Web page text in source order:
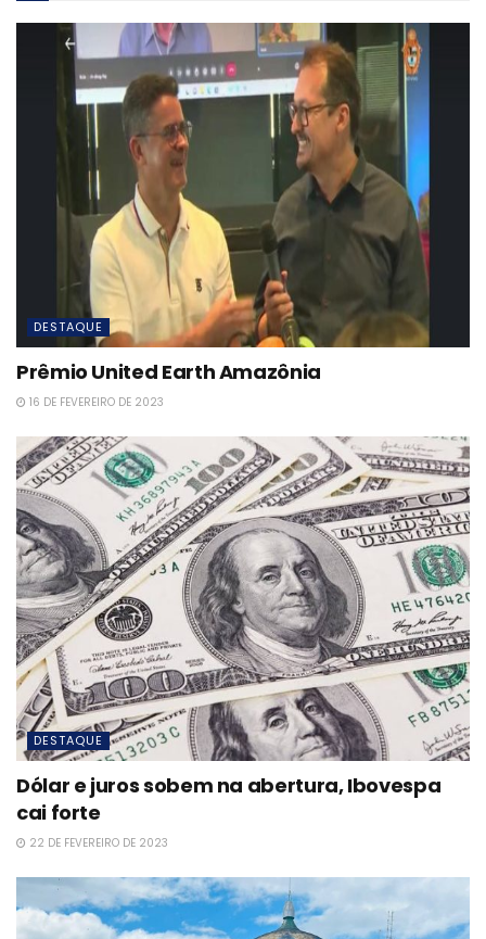
DESTAQUE
Prêmio United Earth Amazônia
16 DE FEVEREIRO DE 2023
DESTAQUE
Dólar e juros sobem na abertura, Ibovespa
cai forte
22 DE FEVEREIRO DE 2023